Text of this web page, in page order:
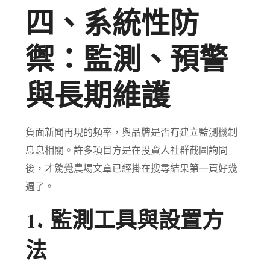
四、系統性防
禦：監測、預警
與長期維護
負面新聞再現的頻率，與品牌是否有建立監測機制
息息相關。許多項目方是在投資人社群截圖詢問
後，才驚覺農場文章已經掛在搜尋結果第一頁好幾
週了。
1. 監測工具與設置方
法